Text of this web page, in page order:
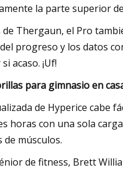
la parte superior
Thergaun, el Pro
progreso y los datos
acaso. ¡Uf!
para gimnasio en
de Hyperice cabe
horas con una sola
músculos.
de fitness, Brett